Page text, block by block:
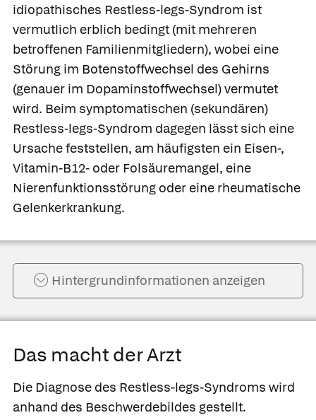
idiopathisches Restless-legs-Syndrom ist
vermutlich erblich bedingt (mit mehreren
betroffenen Familienmitgliedern), wobei eine
Störung im Botenstoffwechsel des Gehirns
(genauer im Dopaminstoffwechsel) vermutet
wird. Beim symptomatischen (sekundären)
Restless-legs-Syndrom dagegen lässt sich eine
Ursache feststellen, am häufigsten ein Eisen-,
Vitamin-B12- oder Folsäuremangel, eine
Nierenfunktionsstörung oder eine rheumatische
Gelenkerkrankung.
Hintergrund­informationen anzeigen
Das macht der Arzt
Die Diagnose des Restless-legs-Syndroms wird
anhand des Beschwerdebildes gestellt.